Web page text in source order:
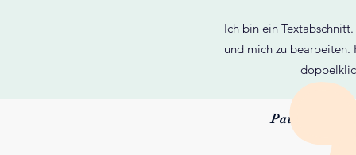
Ich bin ein
und mich zu bearbeiten.
Paul Rand /